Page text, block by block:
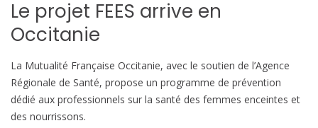
Le projet FEES arrive en
Occitanie
La Mutualité Française Occitanie, avec le soutien de l’Agence
Régionale de Santé, propose un programme de prévention
dédié aux professionnels sur la santé des femmes enceintes et
des nourrissons.